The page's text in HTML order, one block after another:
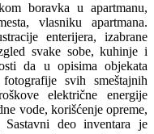
boravka u apartmanu,
vlasniku apartmana.
enterijera, izabrane
svake sobe, kuhinje i
da u opisima objekata
svih smeštajnih
električne energije
vode, korišćenje opreme,
deo inventara je